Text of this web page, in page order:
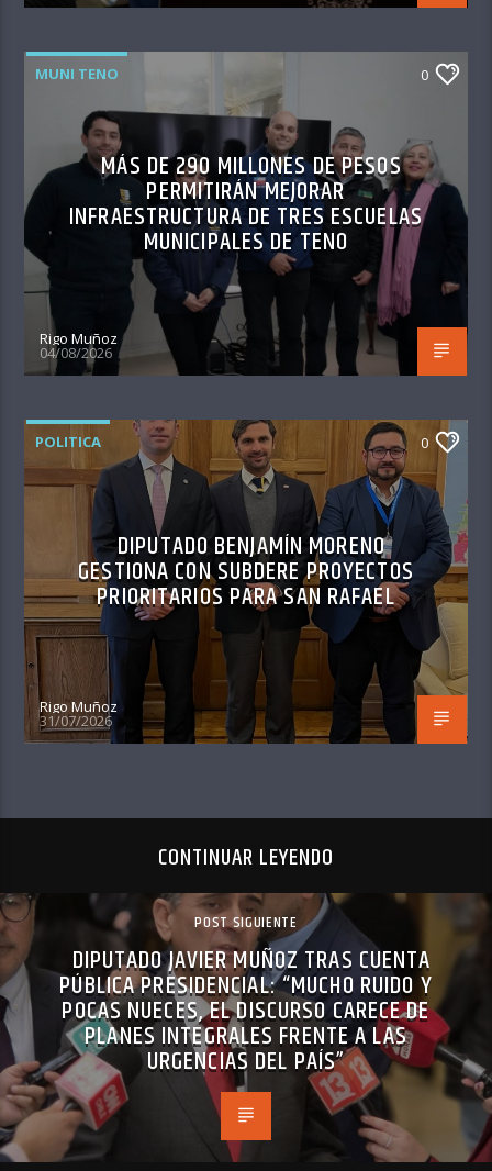
MUNI TENO 0
MÁS DE 290 MILLONES DE PESOS
PERMITIRÁN MEJORAR
INFRAESTRUCTURA DE TRES ESCUELAS
MUNICIPALES DE TENO
Rigo Muñoz
04/08/2026
POLITICA 0
DIPUTADO BENJAMÍN MORENO
GESTIONA CON SUBDERE PROYECTOS
PRIORITARIOS PARA SAN RAFAEL
Rigo Muñoz
31/07/2026
CONTINUAR LEYENDO
POST SIGUIENTE
DIPUTADO JAVIER MUÑOZ TRAS CUENTA
PÚBLICA PRESIDENCIAL: “MUCHO RUIDO Y
POCAS NUECES, EL DISCURSO CARECE DE
PLANES INTEGRALES FRENTE A LAS
URGENCIAS DEL PAÍS”